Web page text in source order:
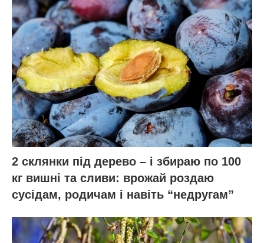
2 склянки під дерево – і збираю по 100
кг вишні та сливи: врожай роздаю
сусідам, родичам і навіть “недругам”